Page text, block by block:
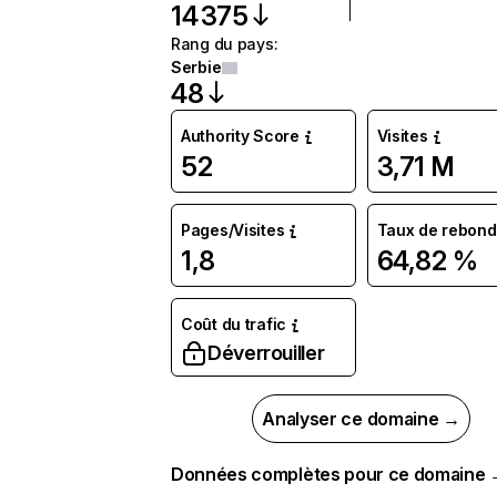
14 375
Rang du pays:
Serbie
48
Authority Score
52
Visites
3,71 M
Pages/Visites
1,8
Taux de rebond
64,82 %
Coût du trafic
Déverrouiller
Analyser ce domaine →
Données complètes pour ce domaine